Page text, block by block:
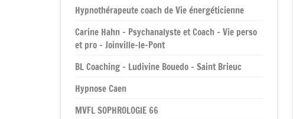
Hypnothérapeute coach de Vie énergéticienne
Carine Hahn – Psychanalyste et Coach – Vie perso
et pro – Joinville-le-Pont
BL Coaching – Ludivine Bouedo – Saint Brieuc
Hypnose Caen
MVFL SOPHROLOGIE 66